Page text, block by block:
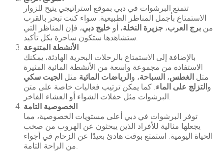
تتمتع البرشوات في دبي بموقع استراتيجي يتيح للزوار
الاستمتاع بأجمل المناظر الطبيعية. سواء كنت تبحر بالقرب
من برج العرب، جزيرة النخلة، أو خليج دبي، فإن المناظر التي
ستشاهدها ستكون ساحرة بكل تأكيد.
الأنشطة المتنوعة
بالإضافة إلى الاستمتاع بالرحلات البحرية الهادئة، يمكنك
الاستفادة من مجموعة واسعة من الأنشطة المائية المثيرة
مثل الغطس، السباحة، والرياضات المائية مثل الجيت سكي
والتزلج على الماء. كما يمكن ترتيب فعاليات خاصة على متن
البرشوات مثل حفلات الشواء أو العشاء الفاخر.
الخصوصية التامة
توفر البرشوات في دبي أعلى مستويات الخصوصية، مما
يجعلها مثالية للأفراد الذين يبحثون عن الهروب من صخب
الحياة اليومية. استمتع بوقت هادئ بعيدًا عن الزحام في أجواء
من الراحة التامة.